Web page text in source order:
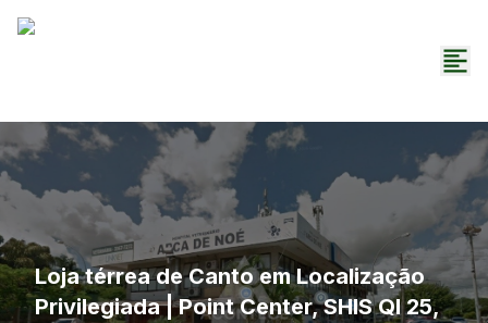
Loja térrea de Canto em Localização
Privilegiada | Point Center, SHIS QI 25,